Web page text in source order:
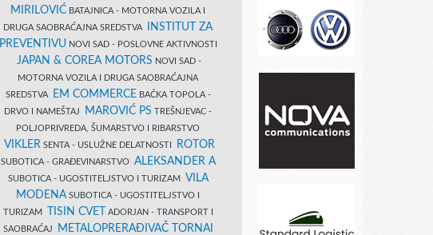
MIRILOVIĆ BATAJNICA - MOTORNA VOZILA I
DRUGA SAOBRAĆAJNA SREDSTVA
INSTITUT ZA
PREVENTIVUNOVI SAD - POSLOVNE AKTIVNOSTI
JAPAN & COREA MOTORS NOVI SAD -
MOTORNA VOZILA I DRUGA SAOBRAĆAJNA
SREDSTVA
EM COMMERCE BAČKA TOPOLA -
DRVO I NAMEŠTAJ
MAROVIĆ PS TREŠNJEVAC -
POLJOPRIVREDA, ŠUMARSTVO I RIBARSTVO
VIKLER SENTA - USLUŽNE DELATNOSTI ROTOR
SUBOTICA - GRAĐEVINARSTVO ALEKSANDER A
SUBOTICA - UGOSTITELJSTVO I TURIZAM VILA
MODENA SUBOTICA - UGOSTITELJSTVO I
TURIZAM
TISIN CVET
ADORJAN - TRANSPORT I
SAOBRAĆAJ
METALOPRERAĐIVAČ TORNAI